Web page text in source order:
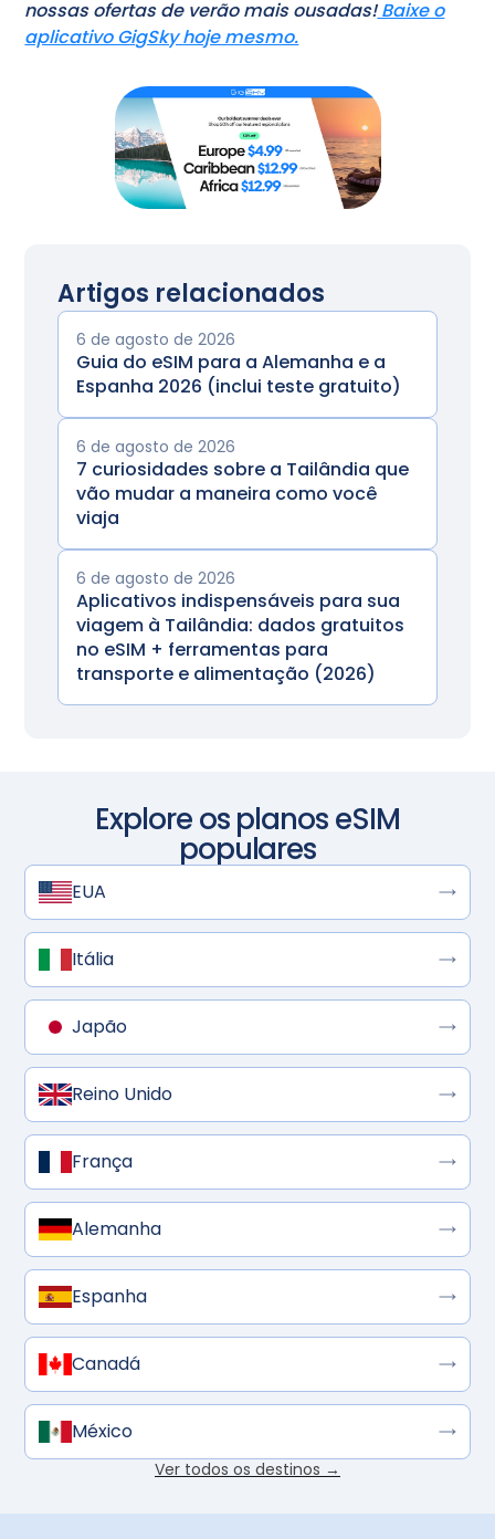
nossas ofertas de verão mais ousadas!Baixe o
aplicativo GigSky hoje mesmo.
Artigos relacionados
6 de agosto de 2026
Guia do eSIM para a Alemanha e a
Espanha 2026 (inclui teste gratuito)
6 de agosto de 2026
7 curiosidades sobre a Tailândia que
vão mudar a maneira como você
viaja
6 de agosto de 2026
Aplicativos indispensáveis para sua
viagem à Tailândia: dados gratuitos
no eSIM + ferramentas para
transporte e alimentação (2026)
Explore os planos eSIM
populares
EUA
Itália
Japão
Reino Unido
França
Alemanha
Espanha
Canadá
México
Ver todos os destinos →